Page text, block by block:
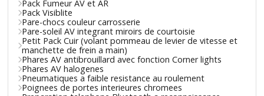
Pack Fumeur AV et AR
Pack Visiblite
Pare-chocs couleur carrosserie
Pare-soleil AV integrant miroirs de courtoisie
Petit Pack Cuir (volant pommeau de levier de vitesse et
manchette de frein a main)
Phares AV antibrouillard avec fonction Corner lights
Phares AV halogenes
Pneumatiques a faible resistance au roulement
Poignees de portes interieures chromees